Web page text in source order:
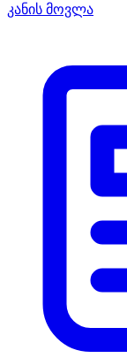
კანის მოვლა